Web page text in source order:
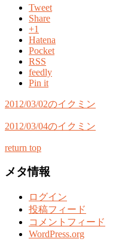
Tweet
Share
+1
Hatena
Pocket
RSS
feedly
Pin it
2012/03/02のイクミン
2012/03/04のイクミン
return top
メタ情報
ログイン
投稿フィード
コメントフィード
WordPress.org